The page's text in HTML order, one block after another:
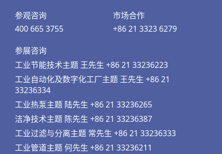
参观咨询
400 665 3755
市场合作
+86 21 3323 6279
参展咨询
工业节能技术主题 王先生 +86 21 33236223
工业自动化及数字化工厂主题 王先生 +86 21
33236334
工业热泵主题 陆先生 +86 21 33236265
洁净技术主题 陈先生 +86 21 33236387
工业过滤与分离主题 常先生 +86 21 33236333
工业管道主题 何先生 +86 21 33236211